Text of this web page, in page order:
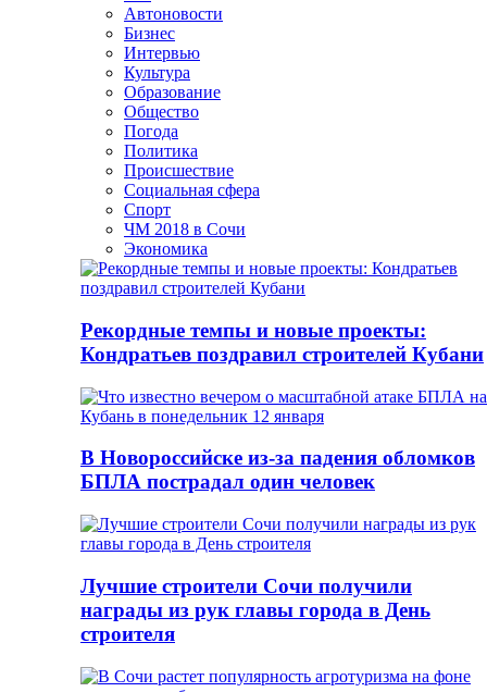
Автоновости
Бизнес
Интервью
Культура
Образование
Общество
Погода
Политика
Происшествие
Социальная сфера
Спорт
ЧМ 2018 в Сочи
Экономика
Рекордные темпы и новые проекты:
Кондратьев поздравил строителей Кубани
В Новороссийске из-за падения обломков
БПЛА пострадал один человек
Лучшие строители Сочи получили
награды из рук главы города в День
строителя